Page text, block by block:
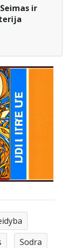
ir
Sodra